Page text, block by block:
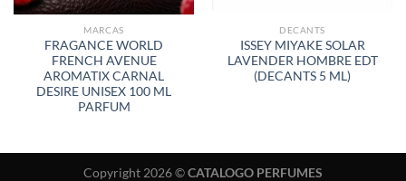
MARCAS
FRAGANCE WORLD
FRENCH AVENUE
AROMATIX CARNAL
DESIRE UNISEX 100 ML
PARFUM
DECANTS
ISSEY MIYAKE SOLAR
LAVENDER HOMBRE EDT
(DECANTS 5 ML)
Copyright 2026 ©CATALOGO PERFUMES